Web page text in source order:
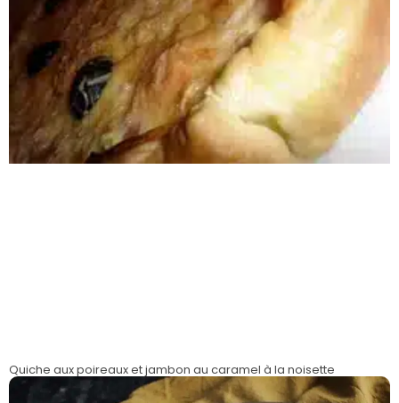
Quiche aux poireaux et jambon au caramel à la noisette